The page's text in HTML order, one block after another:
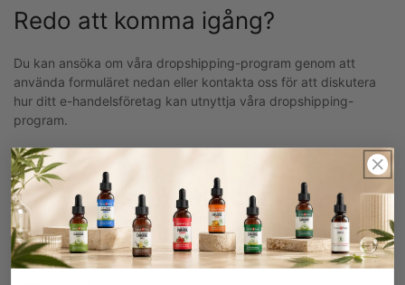
Redo att komma igång?
Du kan ansöka om våra dropshipping-program genom att
använda formuläret nedan eller kontakta oss för att diskutera
hur ditt e-handelsföretag kan utnyttja våra dropshipping-
program.
Starta ditt CBD-
dropshippingföretag